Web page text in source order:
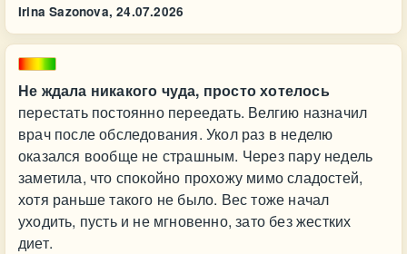
Irina Sazonova, 24.07.2026
Не ждала никакого чуда, просто хотелось
перестать постоянно переедать. Велгию назначил
врач после обследования. Укол раз в неделю
оказался вообще не страшным. Через пару недель
заметила, что спокойно прохожу мимо сладостей,
хотя раньше такого не было. Вес тоже начал
уходить, пусть и не мгновенно, зато без жестких
диет.